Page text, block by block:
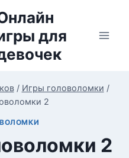
для
/ Игры головоломки /
2
2